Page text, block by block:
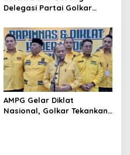
Delegasi Partai Golkar
Ngabalin Belajar Hilirisasi
Hingga Industrialisasi dari
China
AMPG Gelar Diklat
Nasional, Golkar Tekankan